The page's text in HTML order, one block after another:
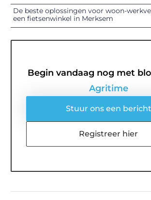
De beste oplossingen voor woon-
een fietsenwinkel in Merksem
Begin vandaag nog met
Agritime
Stuur ons een bericht
Registreer hier